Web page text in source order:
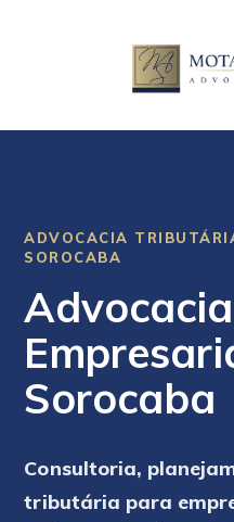
ADVOCACIA
SOROCABA
Sorocaba
Consultoria,
tributária para